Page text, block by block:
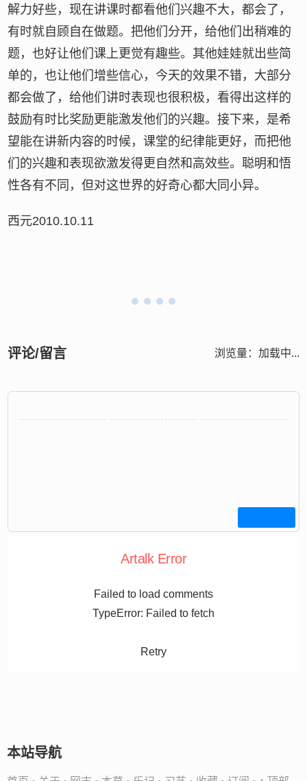
解力好些，现在讲课时都看他们兴趣不大，都会了，
有时就自顾自在做题。把他们分开，给他们出稍难的
题，也好让他们课上更觉有趣些。其他娃娃就出些简
单的，也让他们增些信心，今天的效果不错，大部分
都会做了，给他们讲时表现也很积极，看得出这样的
鼓励有时比奖励更能激发他们的兴趣。接下来，是希
望能在讲新内容的时候，课堂的纪律能更好，而把他
们的兴趣和表现欲激发得更自然和高效些。聪明和悟
性各有不同，但对这世界的好奇心都大同小异。
西元2010.10.11
评论/留言 浏览量： 加载中...
Artalk Error
Failed to load comments
TypeError: Failed to fetch
Retry
本站导航